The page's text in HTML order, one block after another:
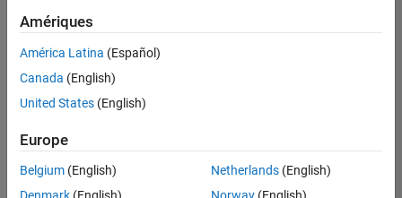
Actuellement,
aucune
offre
d'emploi
correspondant
à vos
critères
Amériques
América Latina (Español)
Canada (English)
United States (English)
Europe
Belgium (English)
Netherlands(English)